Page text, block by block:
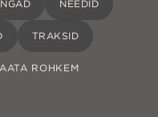
NEEDID
TRAKSID
ROHKEM